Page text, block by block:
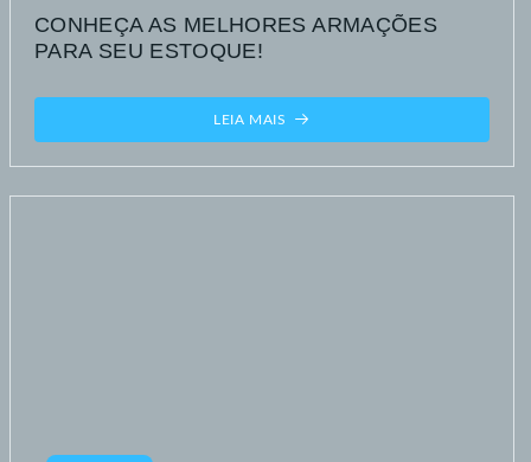
CONHEÇA AS MELHORES ARMAÇÕES
PARA SEU ESTOQUE!
LEIA MAIS